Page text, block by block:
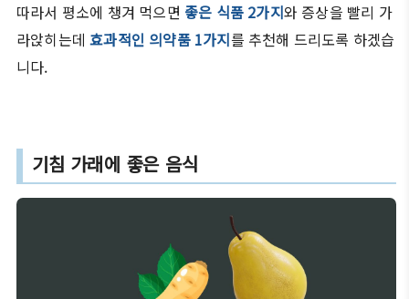
따라서 평소에 챙겨 먹으면 좋은 식품 2가지와 증상을 빨리 가
라앉히는데 효과적인 의약품 1가지를 추천해 드리도록 하겠습
니다.
기침 가래에 좋은 음식